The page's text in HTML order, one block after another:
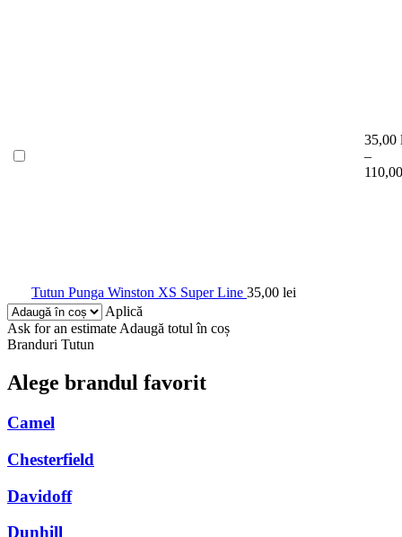
Tutun Punga Winston XS Super Line 35,00 lei
35,00
–
Aplică
Ask for an estimate Adaugă totul în coș
Branduri Tutun
Alege brandul favorit
Camel
Chesterfield
Davidoff
Dunhill